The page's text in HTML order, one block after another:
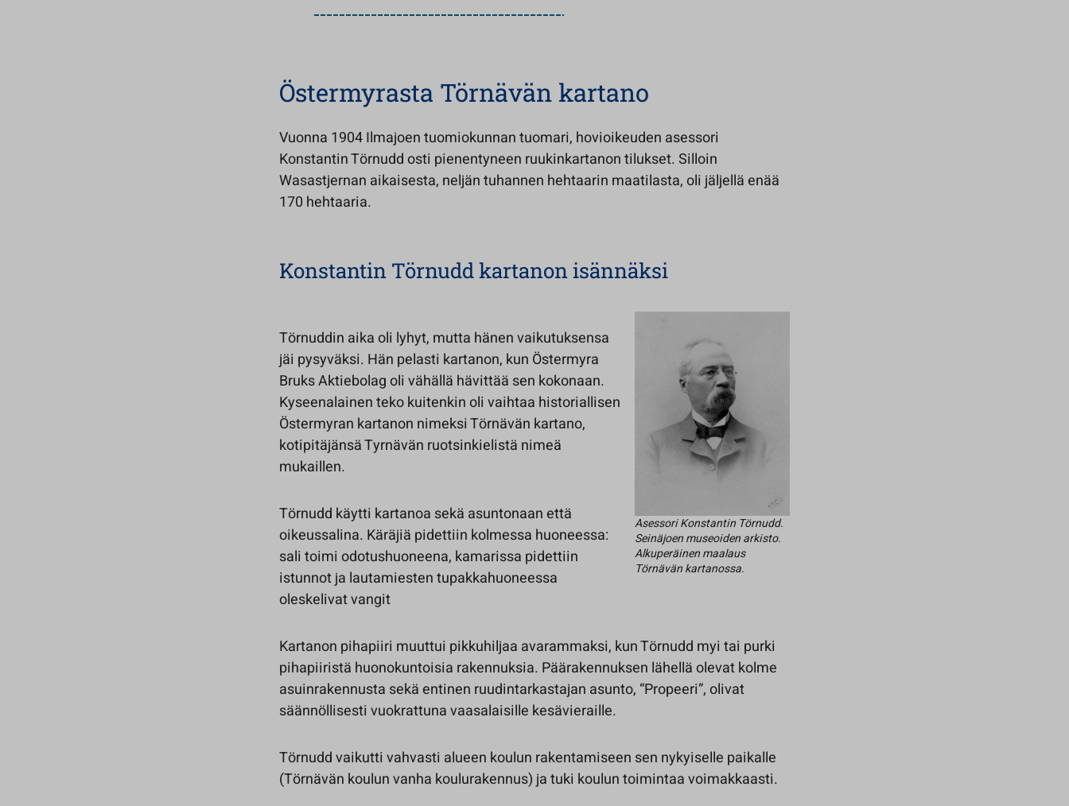
Östermyrasta Törnävän kartano
Vuonna 1904 Ilmajoen tuomiokunnan tuomari, hovioikeuden asessori
Konstantin Törnudd osti pienentyneen ruukinkartanon tilukset. Silloin
Wasastjernan aikaisesta, neljän tuhannen hehtaarin maatilasta, oli jäljellä enää
170 hehtaaria.
Konstantin Törnudd kartanon isännäksi
Asessori Konstantin Törnudd.
Seinäjoen museoiden arkisto.
Alkuperäinen maalaus
Törnävän kartanossa.
Törnuddin aika oli lyhyt, mutta hänen vaikutuksensa
jäi pysyväksi. Hän pelasti kartanon, kun Östermyra
Bruks Aktiebolag oli vähällä hävittää sen kokonaan.
Kyseenalainen teko kuitenkin oli vaihtaa historiallisen
Östermyran kartanon nimeksi Törnävän kartano,
kotipitäjänsä Tyrnävän ruotsinkielistä nimeä
mukaillen.
Törnudd käytti kartanoa sekä asuntonaan että
oikeussalina. Käräjiä pidettiin kolmessa huoneessa:
sali toimi odotushuoneena, kamarissa pidettiin
istunnot ja lautamiesten tupakkahuoneessa
oleskelivat vangit
Kartanon pihapiiri muuttui pikkuhiljaa avarammaksi, kun Törnudd myi tai purki
pihapiiristä huonokuntoisia rakennuksia. Päärakennuksen lähellä olevat kolme
asuinrakennusta sekä entinen ruudintarkastajan asunto, “Propeeri”, olivat
säännöllisesti vuokrattuna vaasalaisille kesävieraille.
Törnudd vaikutti vahvasti alueen koulun rakentamiseen sen nykyiselle paikalle
(Törnävän koulun vanha koulurakennus) ja tuki koulun toimintaa voimakkaasti.